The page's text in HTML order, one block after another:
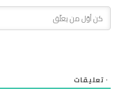
٠ تعليقات